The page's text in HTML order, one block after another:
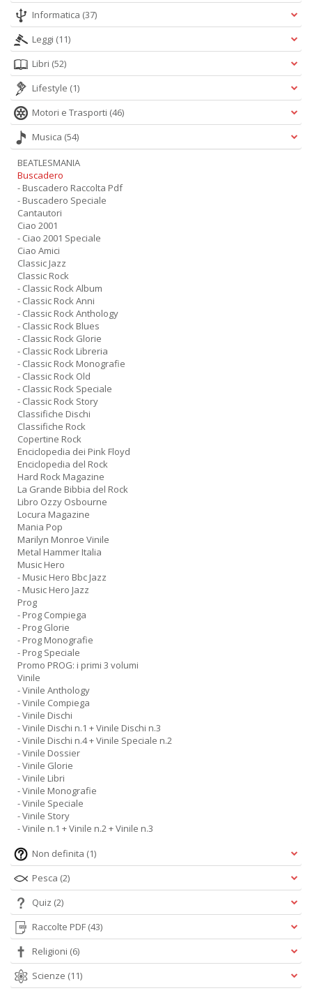
Informatica (37)
Leggi (11)
Libri (52)
Lifestyle (1)
Motori e Trasporti (46)
Musica (54)
BEATLESMANIA
Buscadero
- Buscadero Raccolta Pdf
- Buscadero Speciale
Cantautori
Ciao 2001
- Ciao 2001 Speciale
Ciao Amici
Classic Jazz
Classic Rock
- Classic Rock Album
- Classic Rock Anni
- Classic Rock Anthology
- Classic Rock Blues
- Classic Rock Glorie
- Classic Rock Libreria
- Classic Rock Monografie
- Classic Rock Old
- Classic Rock Speciale
- Classic Rock Story
Classifiche Dischi
Classifiche Rock
Copertine Rock
Enciclopedia dei Pink Floyd
Enciclopedia del Rock
Hard Rock Magazine
La Grande Bibbia del Rock
Libro Ozzy Osbourne
Locura Magazine
Mania Pop
Marilyn Monroe Vinile
Metal Hammer Italia
Music Hero
- Music Hero Bbc Jazz
- Music Hero Jazz
Prog
- Prog Compiega
- Prog Glorie
- Prog Monografie
- Prog Speciale
Promo PROG: i primi 3 volumi
Vinile
- Vinile Anthology
- Vinile Compiega
- Vinile Dischi
- Vinile Dischi n.1 + Vinile Dischi n.3
- Vinile Dischi n.4 + Vinile Speciale n.2
- Vinile Dossier
- Vinile Glorie
- Vinile Libri
- Vinile Monografie
- Vinile Speciale
- Vinile Story
- Vinile n.1 + Vinile n.2 + Vinile n.3
Non definita (1)
Pesca (2)
Quiz (2)
Raccolte PDF (43)
Religioni (6)
Scienze (11)